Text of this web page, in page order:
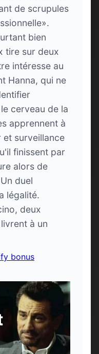
de scrupules
bien
tire sur deux
intéresse au
Hanna, qui ne
cerveau de la
apprennent à
et surveillance
finissent par
alors de
duel
légalité.
deux
à un
bonus